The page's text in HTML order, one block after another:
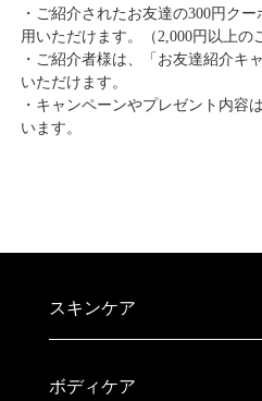
・ご紹介されたお友達の300円ク
用いただけます。（2,000円以上の
・ご紹介者様は、「お友達紹介キ
いただけます。
・キャンペーンやプレゼント内容
います。
スキンケア
ボディケア